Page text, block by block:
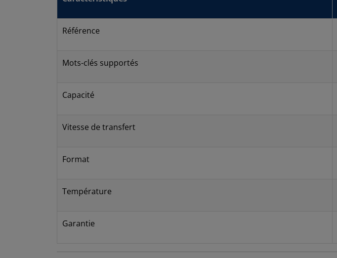
Référence
Mots-clés supportés
Capacité
Vitesse de transfert
Format
Température
Garantie